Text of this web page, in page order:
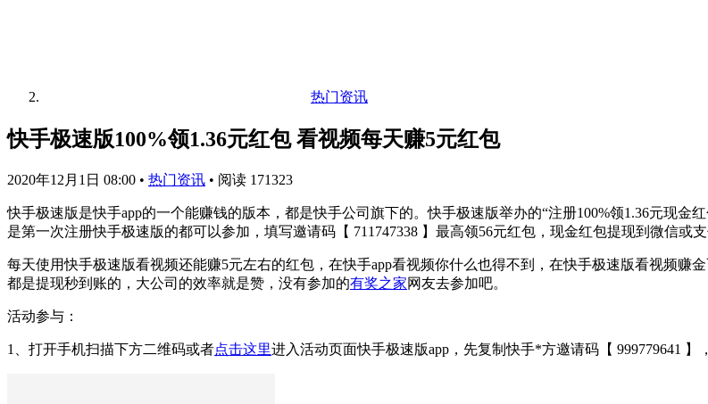
热门资讯
快手极速版100%领1.36元红包 看视频每天赚5元红包
2020年12月1日 08:00 • 热门资讯 • 阅读 171323
快手极速版是快手app的一个能赚钱的版本，都是快手公司旗下的。快手极速版举办的“注册100%领1.36元现
是第一次注册快手极速版的都可以参加，填写邀请码【 711747338 】最高领56元红包，现金红包提现到微信或支
每天使用快手极速版看视频还能赚5元左右的红包，在快手app看视频你什么也得不到，在快手极速版看视频赚
都是提现秒到账的，大公司的效率就是赞，没有参加的有奖之家网友去参加吧。
活动参与：
1、打开手机扫描下方二维码或者点击这里进入活动页面快手极速版app，先复制快手*方邀请码【 999779641 】